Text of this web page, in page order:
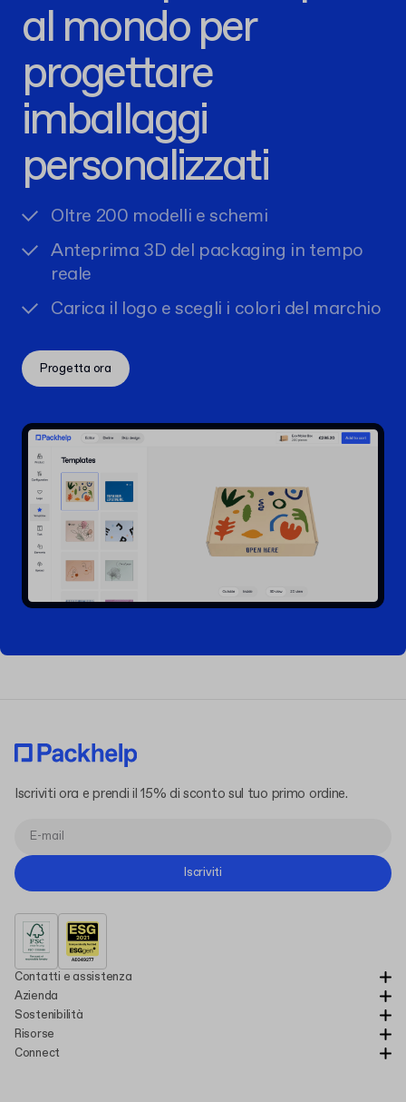
al mondo per
progettare
imballaggi
personalizzati
Oltre 200 modelli e schemi
Anteprima 3D del packaging in tempo
reale
Carica il logo e scegli i colori del marchio
Progetta ora
Contatti e assistenza
Azienda
Sostenibilità
Risorse
Connect
Iscriviti ora e prendi il 15% di sconto sul tuo primo ordine.
Iscriviti